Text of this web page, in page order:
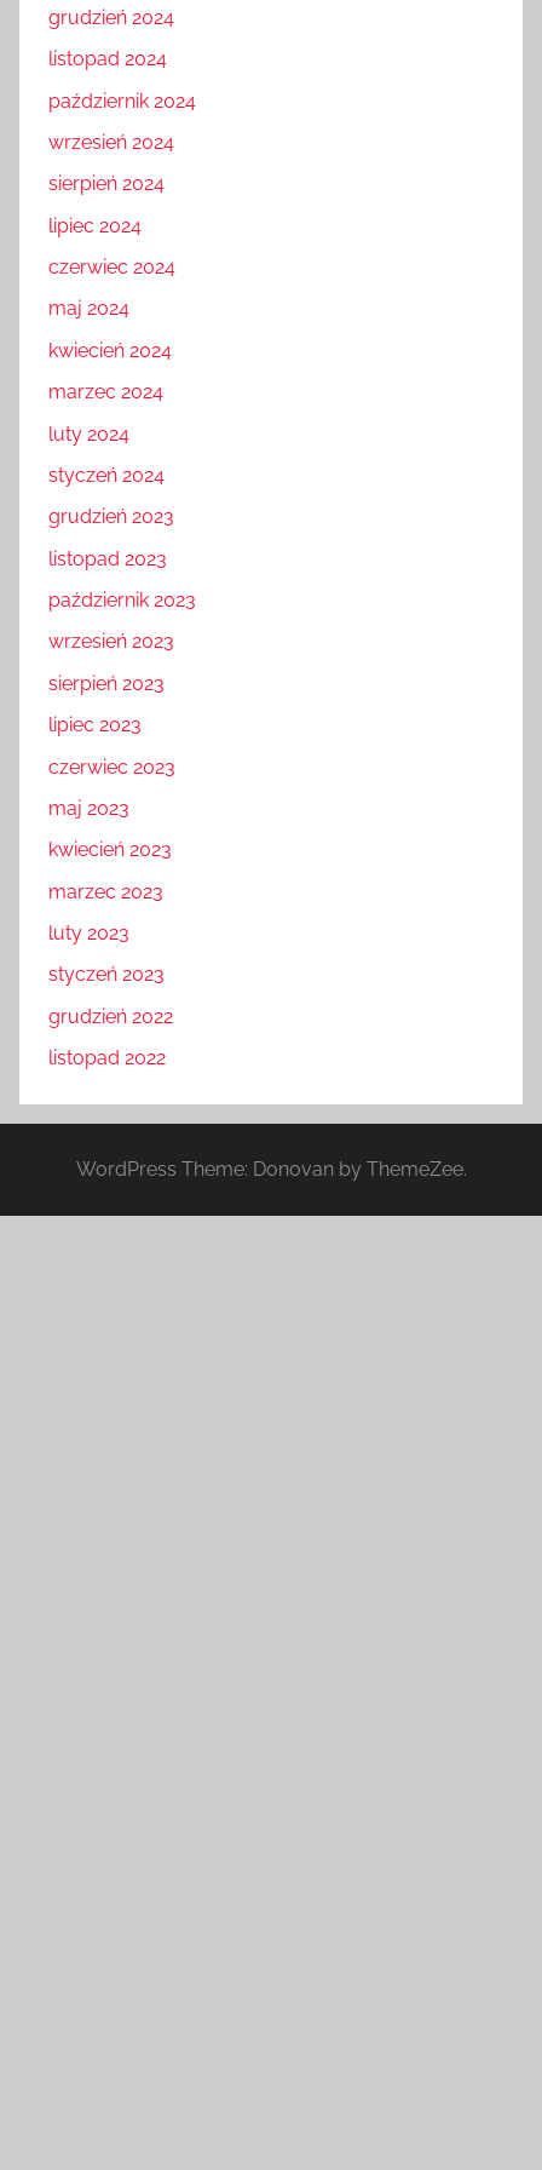
grudzień 2024
listopad 2024
październik 2024
wrzesień 2024
sierpień 2024
lipiec 2024
czerwiec 2024
maj 2024
kwiecień 2024
marzec 2024
luty 2024
styczeń 2024
grudzień 2023
listopad 2023
październik 2023
wrzesień 2023
sierpień 2023
lipiec 2023
czerwiec 2023
maj 2023
kwiecień 2023
marzec 2023
luty 2023
styczeń 2023
grudzień 2022
listopad 2022
WordPress Theme: Donovan by ThemeZee.